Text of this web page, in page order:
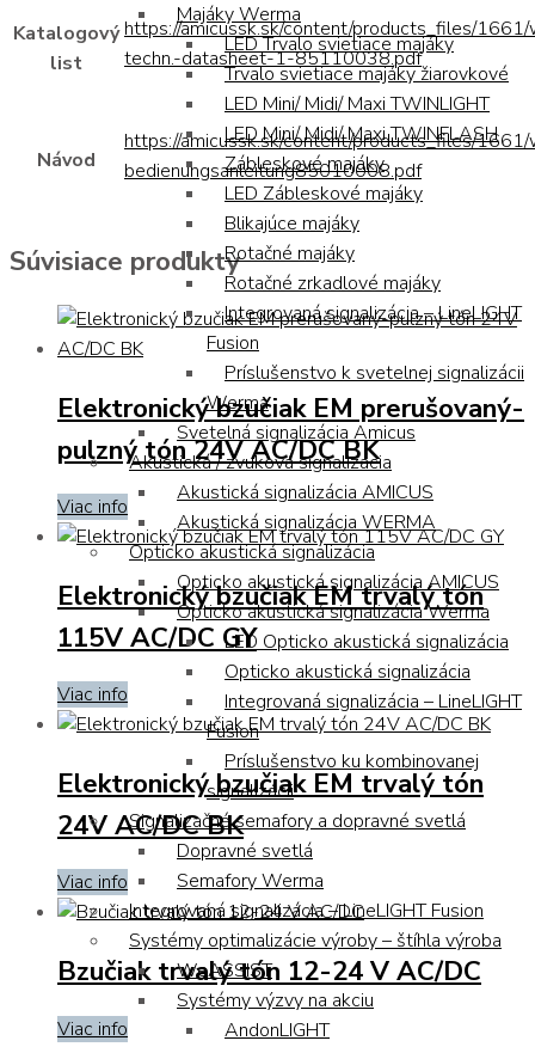
Majáky Werma
LED Trvalo svietiace majáky
Trvalo svietiace majáky žiarovkové
LED Mini/ Midi/ Maxi TWINLIGHT
LED Mini/ Midi/ Maxi TWINFLASH
Zábleskové majáky
LED Zábleskové majáky
Blikajúce majáky
Rotačné majáky
Rotačné zrkadlové majáky
Integrovaná signalizácia – LineLIGHT
Fusion
Príslušenstvo k svetelnej signalizácii
Werma
Svetelná signalizácia Amicus
Akustická / zvuková signalizácia
Akustická signalizácia AMICUS
Akustická signalizácia WERMA
Opticko akustická signalizácia
Opticko akustická signalizácia AMICUS
Opticko akustická signalizácia Werma
LED Opticko akustická signalizácia
Opticko akustická signalizácia
Integrovaná signalizácia – LineLIGHT
Fusion
Príslušenstvo ku kombinovanej
signalizácii
Signalizačné semafory a dopravné svetlá
Dopravné svetlá
Semafory Werma
Integrovaná signalizácia – LineLIGHT Fusion
Systémy optimalizácie výroby – štíhla výroba
WeASSIST
Systémy výzvy na akciu
AndonLIGHT
Katalogový
list
https://amicussk.sk/content/products_files/
techn.-datasheet-1-85110038.pdf
Návod
https://amicussk.sk/content/products_files/
bedienungsanleitung85010008.pdf
Súvisiace produkty
Elektronický bzučiak EM prerušovaný-
pulzný tón 24V AC/DC BK
Viac info
Elektronický bzučiak EM trvalý tón
115V AC/DC GY
Viac info
Elektronický bzučiak EM trvalý tón
24V AC/DC BK
Viac info
Bzučiak trvalý tón 12-24 V AC/DC
Viac info